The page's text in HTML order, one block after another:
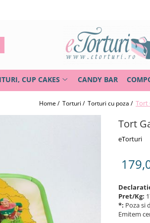
CUP CAKES CANDY BAR
Home / Torturi / Torturi cu poza / Tort
Tort
eTorturi
Pret/Kg:
*: Poza si
Emitem